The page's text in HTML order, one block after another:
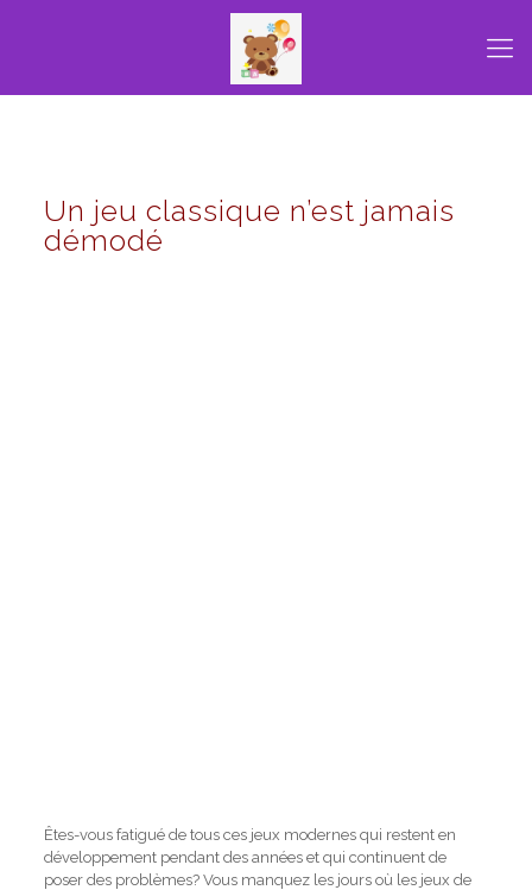
Un jeu classique n’est jamais
démodé
Êtes-vous fatigué de tous ces jeux modernes qui restent en
développement pendant des années et qui continuent de
poser des problèmes? Vous manquez les jours où les jeux de